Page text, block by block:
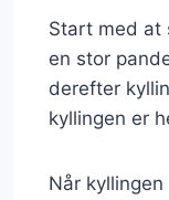
Start med at
en stor
derefter
kyllingen er
Når